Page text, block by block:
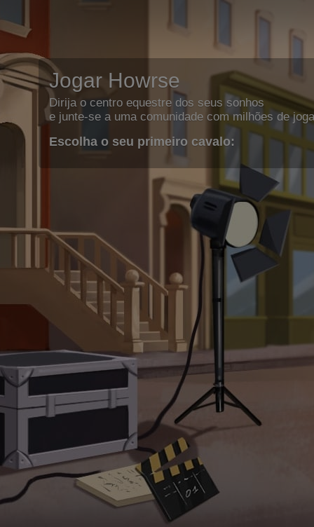
Jogar Howrse
Dirija o centro equestre dos seus sonhos
e junte-se a uma comunidade com milhões de
Escolha o seu primeiro cavalo: